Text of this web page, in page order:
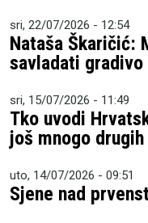
sri, 22/07/2026 - 12:54
Nataša Škaričić:
savladati gradivo
sri, 15/07/2026 - 11:49
Tko uvodi
još mnogo
uto, 14/07/2026 - 09:51
Sjene nad